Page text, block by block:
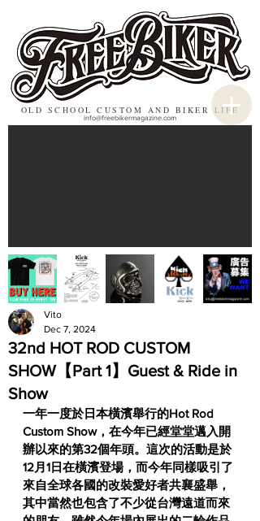
OLD SCHOOL CUSTOM AND BIKER LIFE
info@freebikermagazine.com
32nd HOT ROD CUSTOM
SHOW【Part 1】Guest & Ride in
Show
Vito
Dec 7, 2024
一年一度於日本橫濱舉行的Hot Rod
Custom Show，在今年已經堂堂邁入開
辦以來的第32個年頭。這次的活動是於
12月1日在橫濱登場，而今年同樣吸引了
來自全球各國的改裝愛好者共襄盛舉，
其中當然也包含了不少從台灣遠道而來